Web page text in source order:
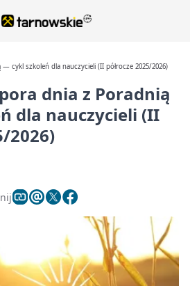
cykl szkoleń dla nauczycieli (II półrocze 2025/2026)
dnia z Poradnią
dla nauczycieli (II
2026)